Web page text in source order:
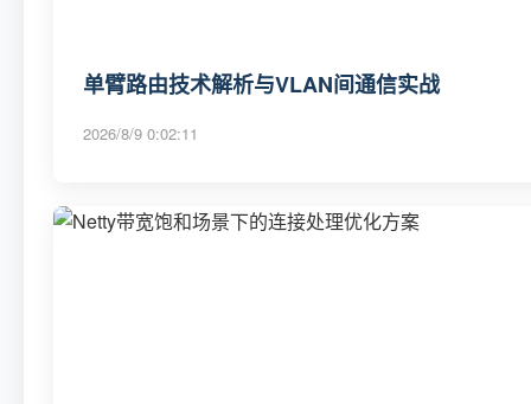
单臂路由技术解析与VLAN间通信实战
2026/8/9 0:02:11